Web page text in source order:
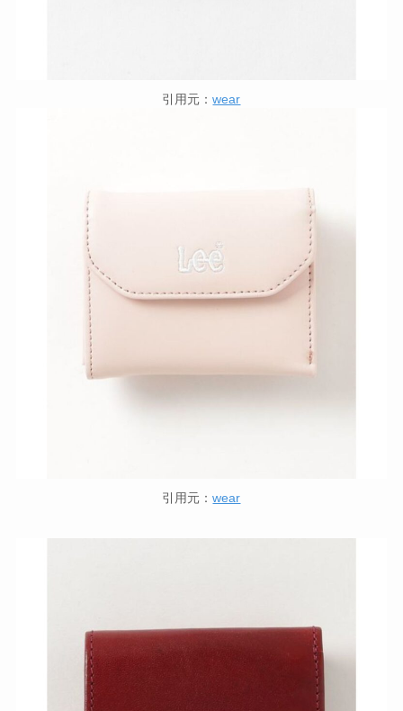
引用元：wear
引用元：wear